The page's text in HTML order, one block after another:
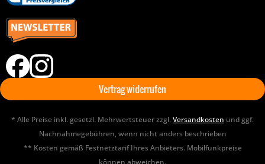
Vertrag widerrufen
* Alle Preise inkl. gesetzl. Mehrwertsteuer zzgl.Versandkosten und ggf.
Nachnahmegebühren, wenn nicht anders beschrieben
** Kosten gemäß Festnetztarif Ihres Anbieters. Mobilfunkpreise